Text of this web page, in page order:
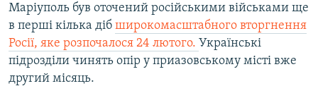
Маріуполь був оточений російськими військами ще
в перші кілька діб широкомасштабного вторгнення
Росії, яке розпочалося 24 лютого. Українські
підрозділи чинять опір у приазовському місті вже
другий місяць.